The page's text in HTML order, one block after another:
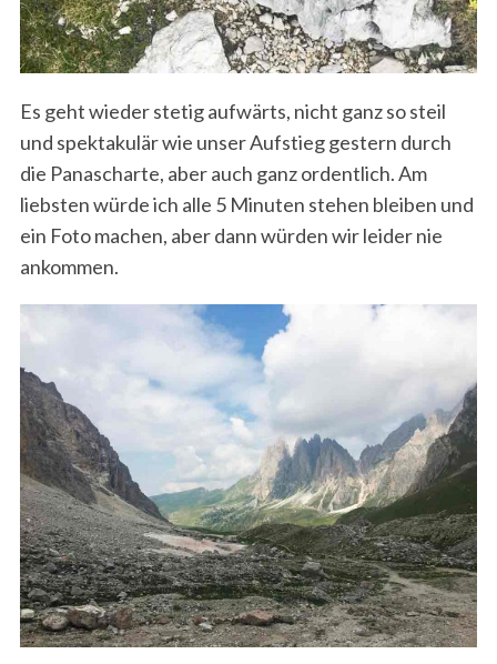
Es geht wieder stetig aufwärts, nicht ganz so steil
und spektakulär wie unser Aufstieg gestern durch
die Panascharte, aber auch ganz ordentlich. Am
liebsten würde ich alle 5 Minuten stehen bleiben und
ein Foto machen, aber dann würden wir leider nie
ankommen.